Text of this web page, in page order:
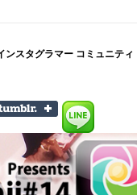
スタグラマー コミュニティ